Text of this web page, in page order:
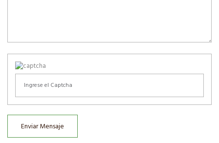
Enviar Mensaje